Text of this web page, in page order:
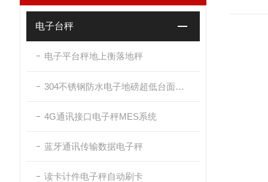
电子台秤
电子平台秤地上衡落地秤
304不锈钢防水电子地磅超低台面带斜坡
4G通讯接口电子秤MES系统
蓝牙通讯传输数据电子秤
读卡计件电子秤自动刷卡